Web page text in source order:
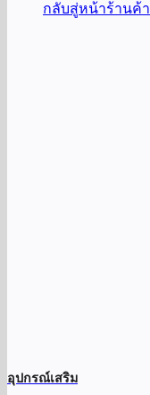
กลับสู่หน้าร้านค้า
อุปกรณ์เสริม